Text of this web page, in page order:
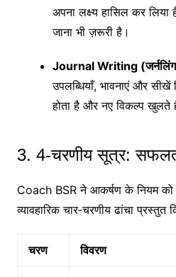
अपना लक्ष्य हासिल कर
जाना भी ज़रूरी है।
Journal Writing
उपलब्धियाँ, भावनाएं और
होता है और नए विकल्प खुलते
3. 4‑चरणीय सूत्र:
Coach BSR ने आकर्षण के नियम
व्यावहारिक चार‑चरणीय ढांचा प्रस्तुत
चरण विवरण